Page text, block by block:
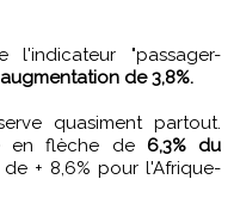
"passager-
augmentation de 3,8%.
quasiment partout.
en flèche de 6,3% du
+ 8,6% pour l'Afrique-